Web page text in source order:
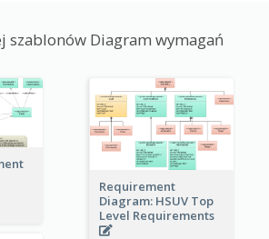
szablonów Diagram wymagań
Requirement
Diagram: HSUV Top
Level Requirements